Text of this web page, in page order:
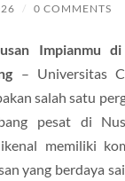
/ 0 COMMENTS
Impianmu
– Universitas
salah satu
pesat di
memiliki
yang berdaya